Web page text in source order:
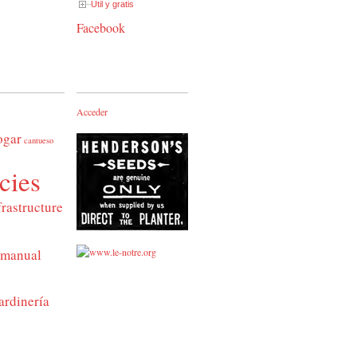
Útil y gratis
Facebook
cantueso
manual
Acceder